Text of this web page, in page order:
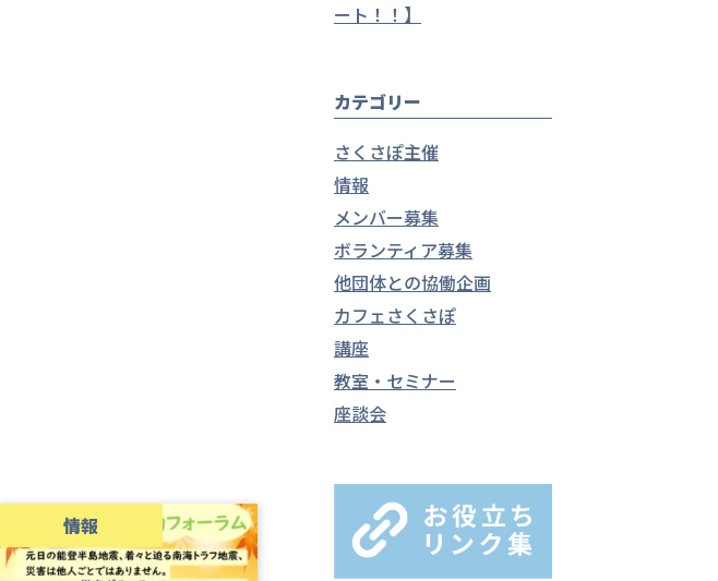
情報
ート！！】
カテゴリー
さくさぽ主催
情報
メンバー募集
ボランティア募集
他団体との協働企画
カフェさくさぽ
講座
教室・セミナー
座談会